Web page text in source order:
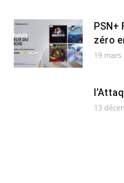
PSN+
zéro
19 mars
13